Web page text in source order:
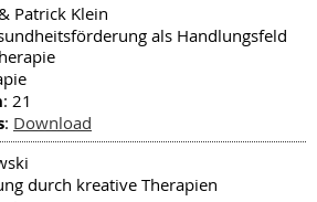
Patrick Klein
als Handlungsfeld
: 21
: Download
durch kreative Therapien